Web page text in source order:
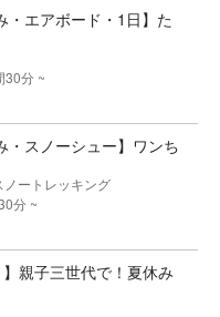
・エアボード・1日】た
30分 ~
・スノーシュー】ワンち
ノートレッキング
分 ~
】親子三世代で！夏休み